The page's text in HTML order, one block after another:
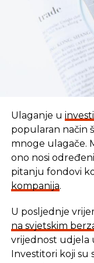
U vremenu kada
sve skromnije
moderna
radi za njih, i da
Ulaganje u
popularan način
mnoge ulagače.
ono nosi
pitanju fondovi
kompanija.
U posljednje
na svjetskim
vrijednost udjela
Investitori koji su